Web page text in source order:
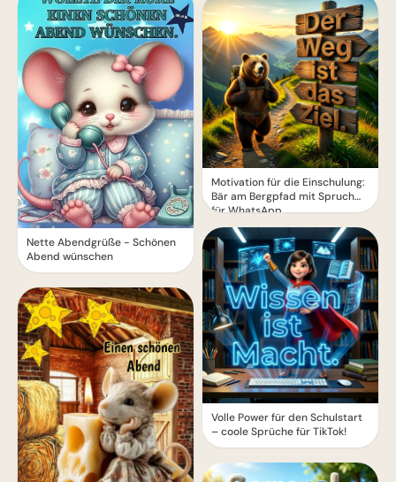
Nette Abendgrüße - Schönen
Abend wünschen
Motivation für die Einschulung:
Bär am Bergpfad mit Spruch
für WhatsApp
Volle Power für den Schulstart
– coole Sprüche für TikTok!